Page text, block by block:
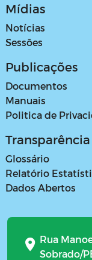
Mídias
Notícias
Sessões
Publicações
Documentos
Manuais
Politica de
Transparência
Glossário
Relatório
Dados Abertos
Rua
Sobrado/